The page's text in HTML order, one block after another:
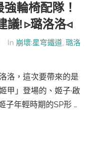
輪椅配隊！
! ▹璐洛洛◃
In 崩壞:星穹鐵道, 璐洛
洛，這次要帶來的是
甲」登場的、姬子·啟
子年輕時期的SP形 …